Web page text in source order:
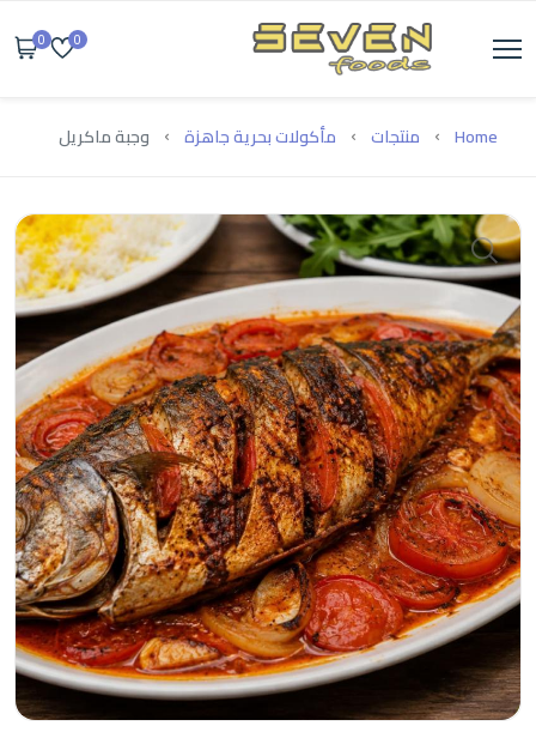
0
0
Home منتجات مأكولات بحرية جاهزة وجبة ماكريل